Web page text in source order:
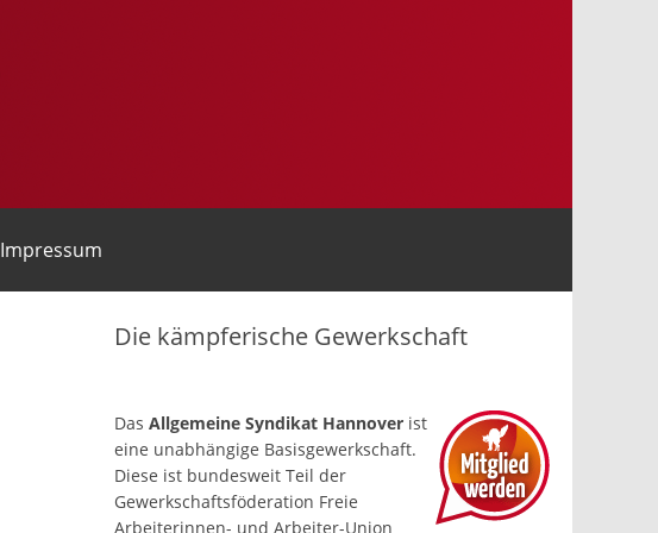
Impressum
Die kämpferische Gewerkschaft
Das Allgemeine Syndikat Hannover ist
eine un­abhängige Basis­gewerkschaft.
Diese ist bundesweit Teil der
Gewerkschafts­föderation Freie
Arbeiterinnen- und Arbeiter-Union